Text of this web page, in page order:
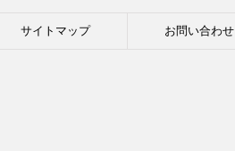
サイトマップ お問い合わせ